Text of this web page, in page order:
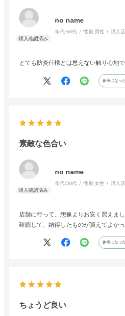
no name
年代:60代 性別:男性 購入
とても防炎仕様とは思えない触り心地で
参考になった
素敵な色合い
no name
年代:50代 性別:女性 購入
店舗に行って、想像よりお安く買えま
確認して、納得したものが買えてよかっ
参考になった
ちょうど良い